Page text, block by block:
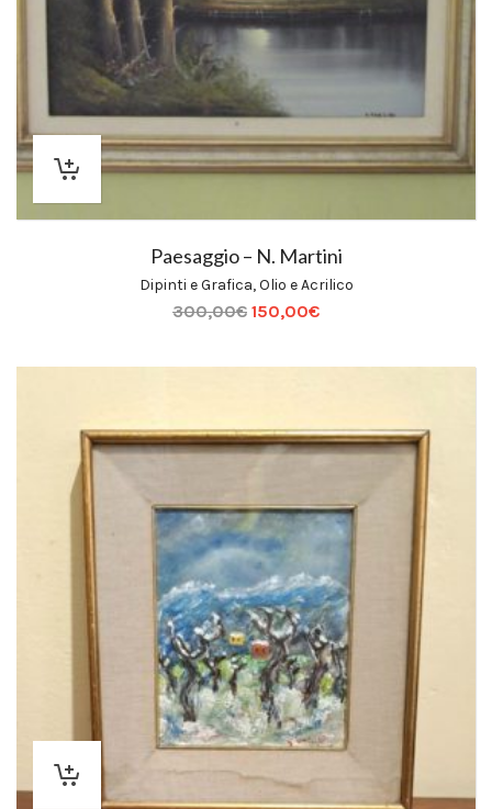
Paesaggio – N. Martini
Dipinti e Grafica,Olio e Acrilico
300,00€ 150,00€